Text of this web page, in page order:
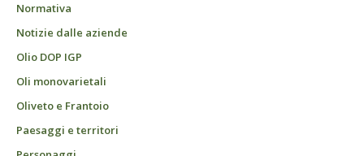
Normativa
Notizie dalle aziende
Olio DOP IGP
Oli monovarietali
Oliveto e Frantoio
Paesaggi e territori